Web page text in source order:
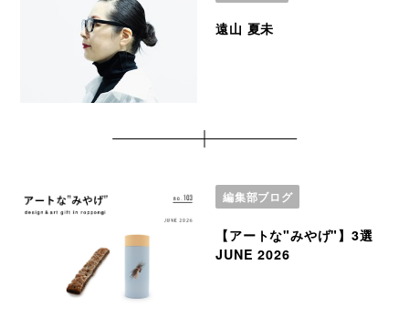
遠⼭ 夏未
編集部ブログ
【アートな"みやげ"】3選
JUNE 2026